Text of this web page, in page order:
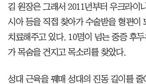
김 원장은 그래서 2011년부터 우크라이
시아 등을 직접 찾아가 수술받을 형편이
치료해주고 있다. 10명이 넘는 중증 후
가 목숨을 건지고 목소리를 찾았다.
성대 근육을 꿰매 성대의 진동 길이를 줄